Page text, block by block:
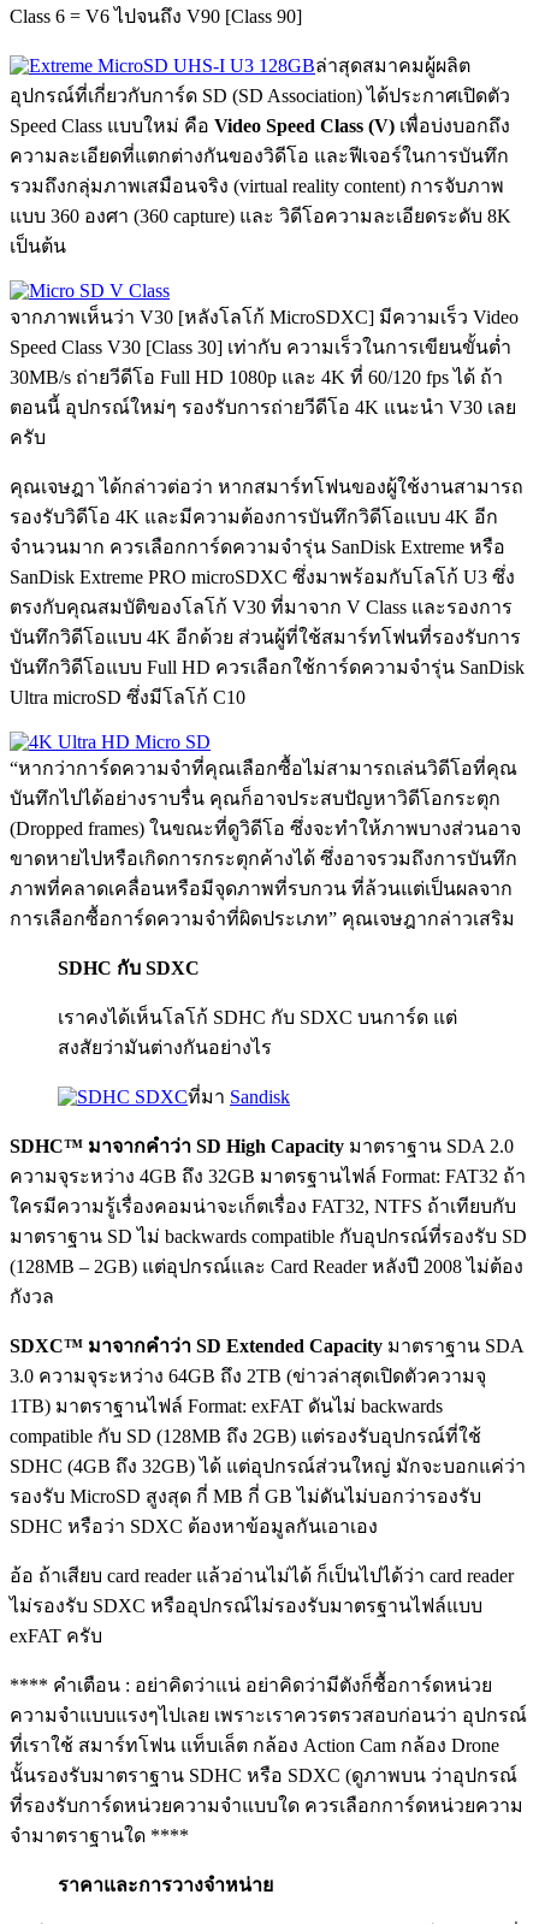
Class 6 = V6 ไปจนถึง V90 [Class 90]
ล่าสุดสมาคมผู้ผลิต
อุปกรณ์ที่เกี่ยวกับการ์ด SD (SD Association) ได้ประกาศเปิดตัว
Speed Class แบบใหม่ คือ Video Speed Class (V) เพื่อบ่งบอกถึง
ความละเอียดที่แตกต่างกันของวิดีโอ และฟีเจอร์ในการบันทึก
รวมถึงกลุ่มภาพเสมือนจริง (virtual reality content) การจับภาพ
แบบ 360 องศา (360 capture) และ วิดีโอความละเอียดระดับ 8K
เป็นต้น
จากภาพเห็นว่า V30 [หลังโลโก้ MicroSDXC] มีความเร็ว Video
Speed Class V30 [Class 30] เท่ากับ ความเร็วในการเขียนขั้นต่ำ
30MB/s ถ่ายวีดีโอ Full HD 1080p และ 4K ที่ 60/120 fps ได้ ถ้า
ตอนนี้ อุปกรณ์ใหม่ๆ รองรับการถ่ายวีดีโอ 4K แนะนำ V30 เลย
ครับ
คุณเจษฎา ได้กล่าวต่อว่า หากสมาร์ทโฟนของผู้ใช้งานสามารถ
รองรับวิดีโอ 4K และมีความต้องการบันทึกวิดีโอแบบ 4K อีก
จำนวนมาก ควรเลือกการ์ดความจำรุ่น SanDisk Extreme หรือ
SanDisk Extreme PRO microSDXC ซึ่งมาพร้อมกับโลโก้ U3 ซึ่ง
ตรงกับคุณสมบัติของโลโก้ V30 ที่มาจาก V Class และรองการ
บันทึกวิดีโอแบบ 4K อีกด้วย ส่วนผู้ที่ใช้สมาร์ทโฟนที่รองรับการ
บันทึกวิดีโอแบบ Full HD ควรเลือกใช้การ์ดความจำรุ่น SanDisk
Ultra microSD ซึ่งมีโลโก้ C10
“หากว่าการ์ดความจำที่คุณเลือกซื้อไม่สามารถเล่นวิดีโอที่คุณ
บันทึกไปได้อย่างราบรื่น คุณก็อาจประสบปัญหาวิดีโอกระตุก
(Dropped frames) ในขณะที่ดูวิดีโอ ซึ่งจะทำให้ภาพบางส่วนอาจ
ขาดหายไปหรือเกิดการกระตุกค้างได้ ซึ่งอาจรวมถึงการบันทึก
ภาพที่คลาดเคลื่อนหรือมีจุดภาพที่รบกวน ที่ล้วนแต่เป็นผลจาก
การเลือกซื้อการ์ดความจำที่ผิดประเภท” คุณเจษฎากล่าวเสริม
SDHC กับ SDXC
เราคงได้เห็นโลโก้ SDHC กับ SDXC บนการ์ด แต่
สงสัยว่ามันต่างกันอย่างไร
ที่มา Sandisk
SDHC™ มาจากคำว่า SD High Capacity มาตราฐาน SDA 2.0
ความจุระหว่าง 4GB ถึง 32GB มาตรฐานไฟล์ Format: FAT32 ถ้า
ใครมีความรู้เรื่องคอมน่าจะเก็ตเรื่อง FAT32, NTFS ถ้าเทียบกับ
มาตราฐาน SD ไม่ backwards compatible กับอุปกรณ์ที่รองรับ SD
(128MB – 2GB) แต่อุปกรณ์และ Card Reader หลังปี 2008 ไม่ต้อง
กังวล
SDXC™ มาจากคำว่า SD Extended Capacity มาตราฐาน SDA
3.0 ความจุระหว่าง 64GB ถึง 2TB (ข่าวล่าสุดเปิดตัวความจุ
1TB) มาตราฐานไฟล์ Format: exFAT ดันไม่ backwards
compatible กับ SD (128MB ถึง 2GB) แต่รองรับอุปกรณ์ที่ใช้
SDHC (4GB ถึง 32GB) ได้ แต่อุปกรณ์ส่วนใหญ่ มักจะบอกแค่ว่า
รองรับ MicroSD สูงสุด กี่ MB กี่ GB ไม่ดันไม่บอกว่ารองรับ
SDHC หรือว่า SDXC ต้องหาข้อมูลกันเอาเอง
อ้อ ถ้าเสียบ card reader แล้วอ่านไม่ได้ ก็เป็นไปได้ว่า card reader
ไม่รองรับ SDXC หรืออุปกรณ์ไม่รองรับมาตรฐานไฟล์แบบ
exFAT ครับ
**** คำเตือน : อย่าคิดว่าแน่ อย่าคิดว่ามีตังก็ซื้อการ์ดหน่วย
ความจำแบบแรงๆไปเลย เพราะเราควรตรวสอบก่อนว่า อุปกรณ์
ที่เราใช้ สมาร์ทโฟน แท็บเล็ต กล้อง Action Cam กล้อง Drone
นั้นรองรับมาตราฐาน SDHC หรือ SDXC (ดูภาพบน ว่าอุปกรณ์
ที่รองรับการ์ดหน่วยความจำแบบใด ควรเลือกการ์ดหน่วยความ
จำมาตราฐานใด ****
ราคาและการวางจำหน่าย